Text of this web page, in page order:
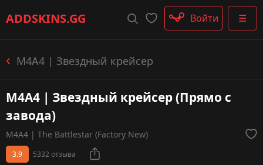
ADDSKINS.GG ☰
Пистолеты-пулемёты
Перчатки
Войти
M4A4 | Звездный крейсер
M4A4 | Звездный крейсер (Прямо с
завода)
M4A4 | The Battlestar (Factory New)
3.9 5332 отзыва